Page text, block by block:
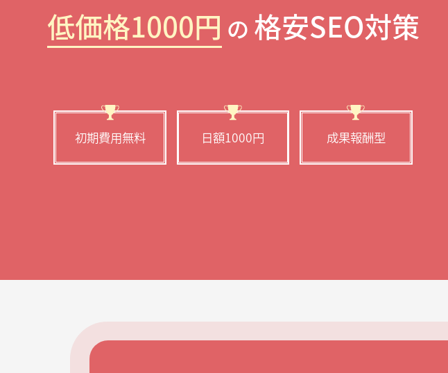
低価格1000円 の 格安SEO対策
初期費用無料 日額1000円 成果報酬型